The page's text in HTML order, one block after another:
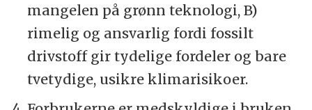
mangelen på grønn teknologi, B)
rimelig og ansvarlig fordi fossilt
drivstoff gir tydelige fordeler og bare
tvetydige, usikre klimarisikoer.